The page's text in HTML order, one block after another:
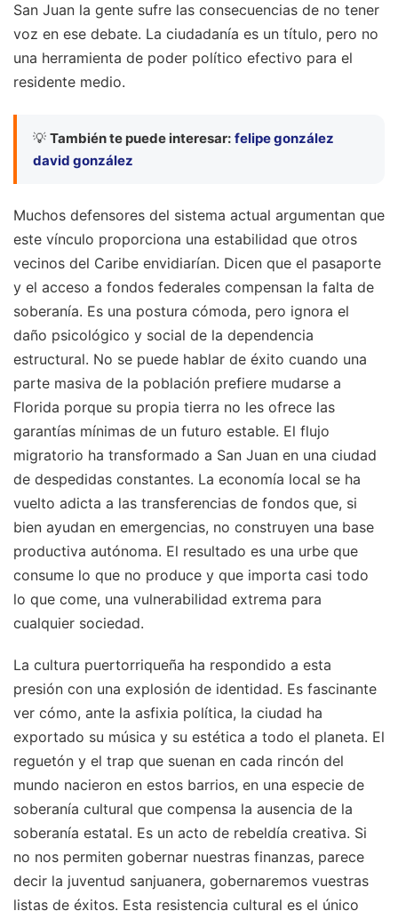
San Juan la gente sufre las consecuencias de no tener
voz en ese debate. La ciudadanía es un título, pero no
una herramienta de poder político efectivo para el
residente medio.
💡 También te puede interesar: felipe gonzález
david gonzález
Muchos defensores del sistema actual argumentan que
este vínculo proporciona una estabilidad que otros
vecinos del Caribe envidiarían. Dicen que el pasaporte
y el acceso a fondos federales compensan la falta de
soberanía. Es una postura cómoda, pero ignora el
daño psicológico y social de la dependencia
estructural. No se puede hablar de éxito cuando una
parte masiva de la población prefiere mudarse a
Florida porque su propia tierra no les ofrece las
garantías mínimas de un futuro estable. El flujo
migratorio ha transformado a San Juan en una ciudad
de despedidas constantes. La economía local se ha
vuelto adicta a las transferencias de fondos que, si
bien ayudan en emergencias, no construyen una base
productiva autónoma. El resultado es una urbe que
consume lo que no produce y que importa casi todo
lo que come, una vulnerabilidad extrema para
cualquier sociedad.
La cultura puertorriqueña ha respondido a esta
presión con una explosión de identidad. Es fascinante
ver cómo, ante la asfixia política, la ciudad ha
exportado su música y su estética a todo el planeta. El
reguetón y el trap que suenan en cada rincón del
mundo nacieron en estos barrios, en una especie de
soberanía cultural que compensa la ausencia de la
soberanía estatal. Es un acto de rebeldía creativa. Si
no nos permiten gobernar nuestras finanzas, parece
decir la juventud sanjuanera, gobernaremos vuestras
listas de éxitos. Esta resistencia cultural es el único